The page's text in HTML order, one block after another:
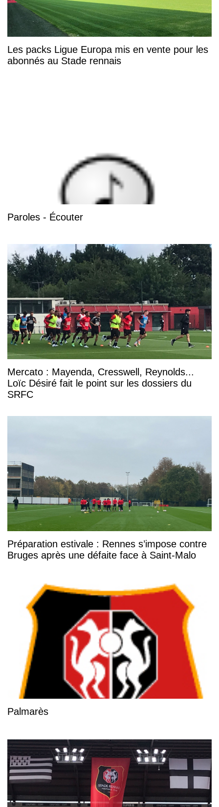
Les packs Ligue Europa mis en vente pour les
abonnés au Stade rennais
Paroles - Écouter
Mercato : Mayenda, Cresswell, Reynolds...
Loïc Désiré fait le point sur les dossiers du
SRFC
Préparation estivale : Rennes s’impose contre
Bruges après une défaite face à Saint-Malo
Palmarès